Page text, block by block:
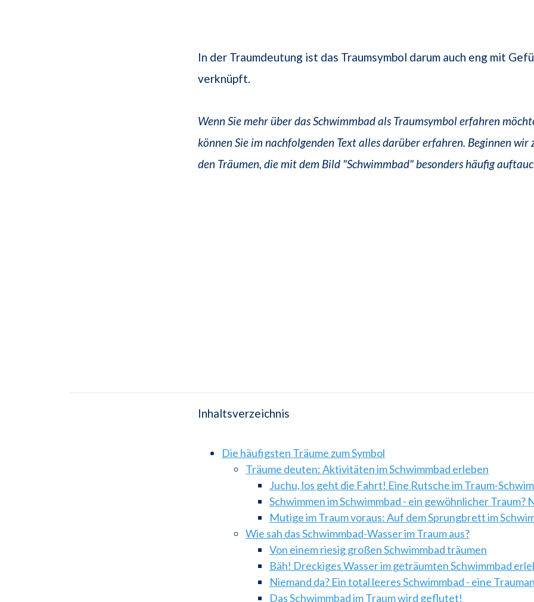
In der Traumdeutung ist das Traumsymbol darum auch eng mit
verknüpft.
Wenn Sie mehr über das Schwimmbad als Traumsymbol erfahren
können Sie im nachfolgenden Text alles darüber erfahren. Beginnen wir
den Träumen, die mit dem Bild "Schwimmbad" besonders häufig
Inhaltsverzeichnis
Die häufigsten Träume zum Symbol
Träume deuten: Aktivitäten im Schwimmbad erleben
Juchu, los geht die Fahrt! Eine Rutsche im Traum-
Schwimmen im Schwimmbad - ein gewöhnlicher Traum?
Mutige im Traum voraus: Auf dem Sprungbrett im
Wie sah das Schwimmbad-Wasser im Traum aus?
Von einem riesig großen Schwimmbad träumen
Bäh! Dreckiges Wasser im geträumten Schwimmbad
Niemand da? Ein total leeres Schwimmbad - eine
Das Schwimmbad im Traum wird geflutet!